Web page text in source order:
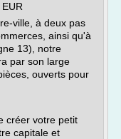
ville, à deux pas
ainsi qu'à
13), notre
par son large
ouverts pour
créer votre petit
capitale et